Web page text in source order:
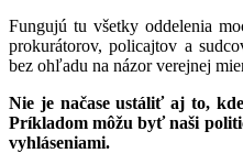
Fungujú tu všetky oddelenia
prokurátorov, policajtov a
bez ohľadu na názor verejnej
Nie je načase ustáliť aj to,
Príkladom môžu byť naši
vyhláseniami.